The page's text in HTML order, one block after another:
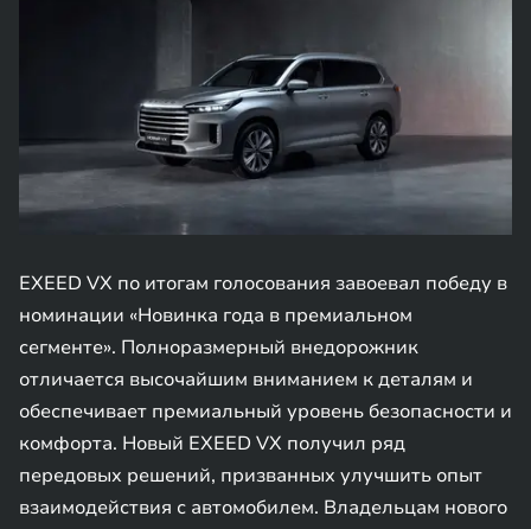
EXEED VX по итогам голосования завоевал победу в
номинации «Новинка года в премиальном
сегменте». Полноразмерный внедорожник
отличается высочайшим вниманием к деталям и
обеспечивает премиальный уровень безопасности и
комфорта. Новый EXEED VX получил ряд
передовых решений, призванных улучшить опыт
взаимодействия с автомобилем. Владельцам нового